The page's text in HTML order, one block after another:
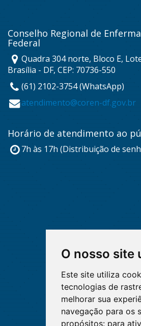
O nosso site
Este site utiliza
tecnologias de
melhorar sua
navegação para os
propósitos: para
Conselho Regional de
Federal
Quadra 304 norte, Bloco E,
Brasília - DF, CEP: 70736-550
(61) 2102-3754 (WhatsApp)
atendimento@coren-df.gov.br
Horário de atendimento ao
7h às 17h (Distribuição de